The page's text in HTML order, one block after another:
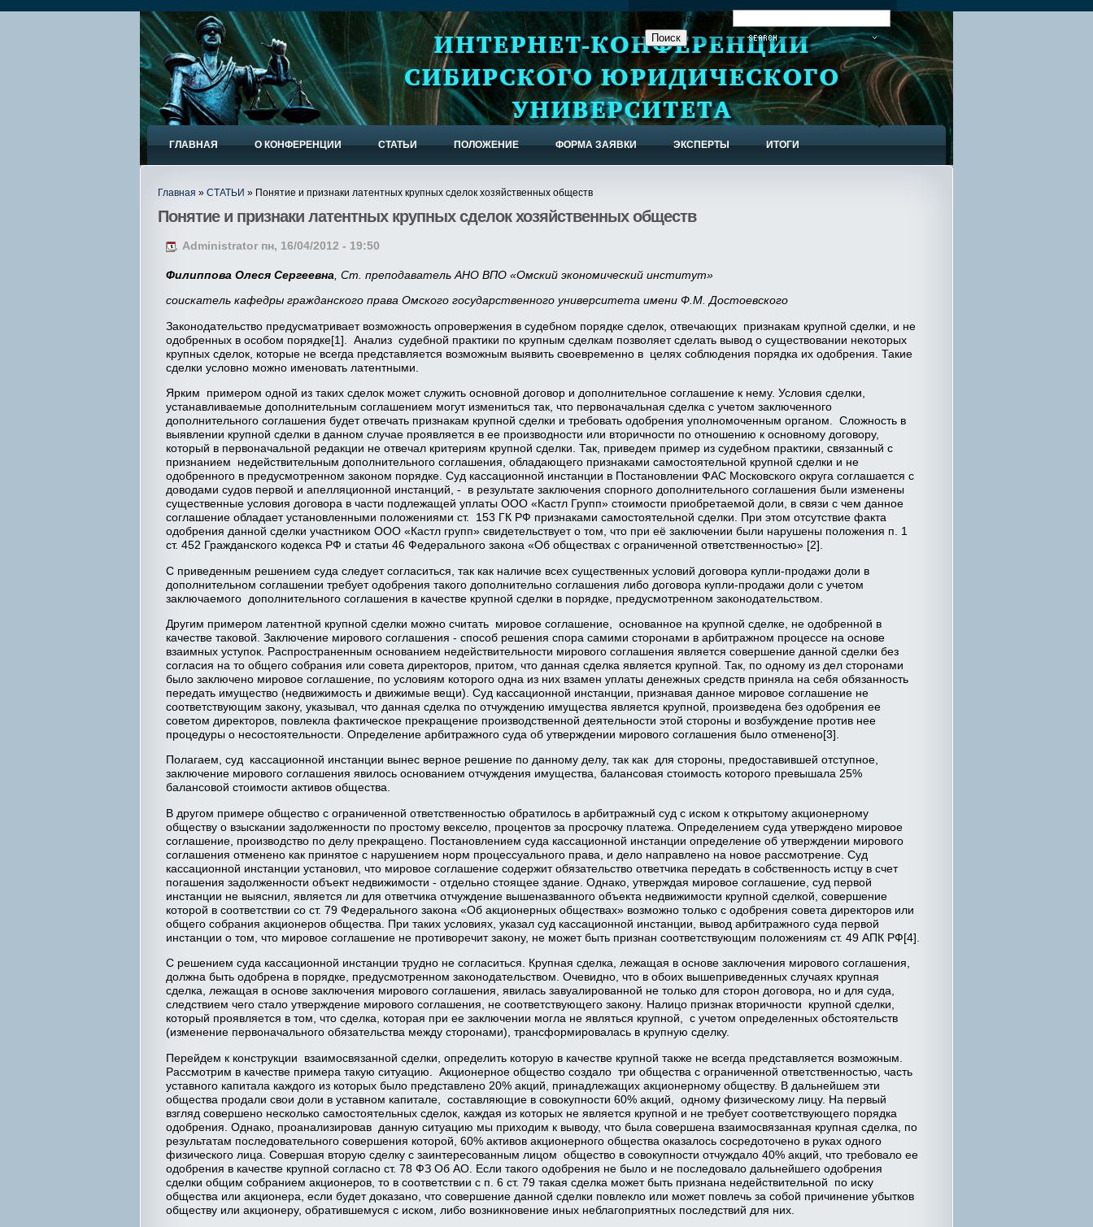
Поиск на сайте:
ГЛАВНАЯ О КОНФЕРЕНЦИИ СТАТЬИ ПОЛОЖЕНИЕ ФОРМА ЗАЯВКИ ЭКСПЕРТЫ ИТОГИ
Главная » СТАТЬИ » Понятие и признаки латентных крупных сделок хозяйственных обществ
Понятие и признаки латентных крупных сделок хозяйственных обществ
Administrator пн, 16/04/2012 - 19:50
Филиппова Олеся Сергеевна , Ст. преподаватель АНО ВПО «Омский экономический институт»
соискатель кафедры гражданского права Омского государственного университета имени Ф.М. Достоевского
Законодательство предусматривает возможность опровержения в судебном порядке сделок, отвечающих признакам крупной сделки, и не
одобренных в особом порядке[1]. Анализ судебной практики по крупным сделкам позволяет сделать вывод о существовании некоторых
крупных сделок, которые не всегда представляется возможным выявить своевременно в целях соблюдения порядка их одобрения. Такие
сделки условно можно именовать латентными.
Ярким примером одной из таких сделок может служить основной договор и дополнительное соглашение к нему. Условия сделки,
устанавливаемые дополнительным соглашением могут измениться так, что первоначальная сделка с учетом заключенного
дополнительного соглашения будет отвечать признакам крупной сделки и требовать одобрения уполномоченным органом. Сложность в
выявлении крупной сделки в данном случае проявляется в ее производности или вторичности по отношению к основному договору,
который в первоначальной редакции не отвечал критериям крупной сделки. Так, приведем пример из судебном практики, связанный с
признанием недействительным дополнительного соглашения, обладающего признаками самостоятельной крупной сделки и не
одобренного в предусмотренном законом порядке. Суд кассационной инстанции в Постановлении ФАС Московского округа соглашается с
доводами судов первой и апелляционной инстанций, - в результате заключения спорного дополнительного соглашения были изменены
существенные условия договора в части подлежащей уплаты ООО «Кастл Групп» стоимости приобретаемой доли, в связи с чем данное
соглашение обладает установленными положениями ст. 153 ГК РФ признаками самостоятельной сделки. При этом отсутствие факта
одобрения данной сделки участником ООО «Кастл групп» свидетельствует о том, что при её заключении были нарушены положения п. 1
ст. 452 Гражданского кодекса РФ и статьи 46 Федерального закона «Об обществах с ограниченной ответственностью» [2].
С приведенным решением суда следует согласиться, так как наличие всех существенных условий договора купли-продажи доли в
дополнительном соглашении требует одобрения такого дополнительно соглашения либо договора купли-продажи доли с учетом
заключаемого дополнительного соглашения в качестве крупной сделки в порядке, предусмотренном законодательством.
Другим примером латентной крупной сделки можно считать мировое соглашение, основанное на крупной сделке, не одобренной в
качестве таковой. Заключение мирового соглашения - способ решения спора самими сторонами в арбитражном процессе на основе
взаимных уступок. Распространенным основанием недействительности мирового соглашения является совершение данной сделки без
согласия на то общего собрания или совета директоров, притом, что данная сделка является крупной. Так, по одному из дел сторонами
было заключено мировое соглашение, по условиям которого одна из них взамен уплаты денежных средств приняла на себя обязанность
передать имущество (недвижимость и движимые вещи). Суд кассационной инстанции, признавая данное мировое соглашение не
соответствующим закону, указывал, что данная сделка по отчуждению имущества является крупной, произведена без одобрения ее
советом директоров, повлекла фактическое прекращение производственной деятельности этой стороны и возбуждение против нее
процедуры о несостоятельности. Определение арбитражного суда об утверждении мирового соглашения было отменено[3].
Полагаем, суд кассационной инстанции вынес верное решение по данному делу, так как для стороны, предоставившей отступное,
заключение мирового соглашения явилось основанием отчуждения имущества, балансовая стоимость которого превышала 25%
балансовой стоимости активов общества.
В другом примере общество с ограниченной ответственностью обратилось в арбитражный суд с иском к открытому акционерному
обществу о взыскании задолженности по простому векселю, процентов за просрочку платежа. Определением суда утверждено мировое
соглашение, производство по делу прекращено. Постановлением суда кассационной инстанции определение об утверждении мирового
соглашения отменено как принятое с нарушением норм процессуального права, и дело направлено на новое рассмотрение. Суд
кассационной инстанции установил, что мировое соглашение содержит обязательство ответчика передать в собственность истцу в счет
погашения задолженности объект недвижимости - отдельно стоящее здание. Однако, утверждая мировое соглашение, суд первой
инстанции не выяснил, является ли для ответчика отчуждение вышеназванного объекта недвижимости крупной сделкой, совершение
которой в соответствии со ст. 79 Федерального закона «Об акционерных обществах» возможно только с одобрения совета директоров или
общего собрания акционеров общества. При таких условиях, указал суд кассационной инстанции, вывод арбитражного суда первой
инстанции о том, что мировое соглашение не противоречит закону, не может быть признан соответствующим положениям ст. 49 АПК РФ[4].
С решением суда кассационной инстанции трудно не согласиться. Крупная сделка, лежащая в основе заключения мирового соглашения,
должна быть одобрена в порядке, предусмотренном законодательством. Очевидно, что в обоих вышеприведенных случаях крупная
сделка, лежащая в основе заключения мирового соглашения, явилась завуалированной не только для сторон договора, но и для суда,
следствием чего стало утверждение мирового соглашения, не соответствующего закону. Налицо признак вторичности крупной сделки,
который проявляется в том, что сделка, которая при ее заключении могла не являться крупной, с учетом определенных обстоятельств
(изменение первоначального обязательства между сторонами), трансформировалась в крупную сделку.
Перейдем к конструкции взаимосвязанной сделки, определить которую в качестве крупной также не всегда представляется возможным.
Рассмотрим в качестве примера такую ситуацию. Акционерное общество создало три общества с ограниченной ответственностью, часть
уставного капитала каждого из которых было представлено 20% акций, принадлежащих акционерному обществу. В дальнейшем эти
общества продали свои доли в уставном капитале, составляющие в совокупности 60% акций, одному физическому лицу. На первый
взгляд совершено несколько самостоятельных сделок, каждая из которых не является крупной и не требует соответствующего порядка
одобрения. Однако, проанализировав данную ситуацию мы приходим к выводу, что была совершена взаимосвязанная крупная сделка, по
результатам последовательного совершения которой, 60% активов акционерного общества оказалось сосредоточено в руках одного
физического лица. Совершая вторую сделку с заинтересованным лицом общество в совокупности отчуждало 40% акций, что требовало ее
одобрения в качестве крупной согласно ст. 78 ФЗ Об АО. Если такого одобрения не было и не последовало дальнейшего одобрения
сделки общим собранием акционеров, то в соответствии с п. 6 ст. 79 такая сделка может быть признана недействительной по иску
общества или акционера, если будет доказано, что совершение данной сделки повлекло или может повлечь за собой причинение убытков
обществу или акционеру, обратившемуся с иском, либо возникновение иных неблагоприятных последствий для них.